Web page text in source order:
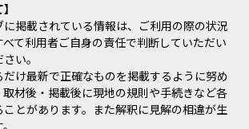
掲載されている情報は、ご利用の際の状況
て利用者ご自身の責任で判断していただい
い。
け最新で正確なものを掲載するように努め
材後・掲載後に現地の規則や手続きなど各
とがあります。また解釈に見解の相違が生